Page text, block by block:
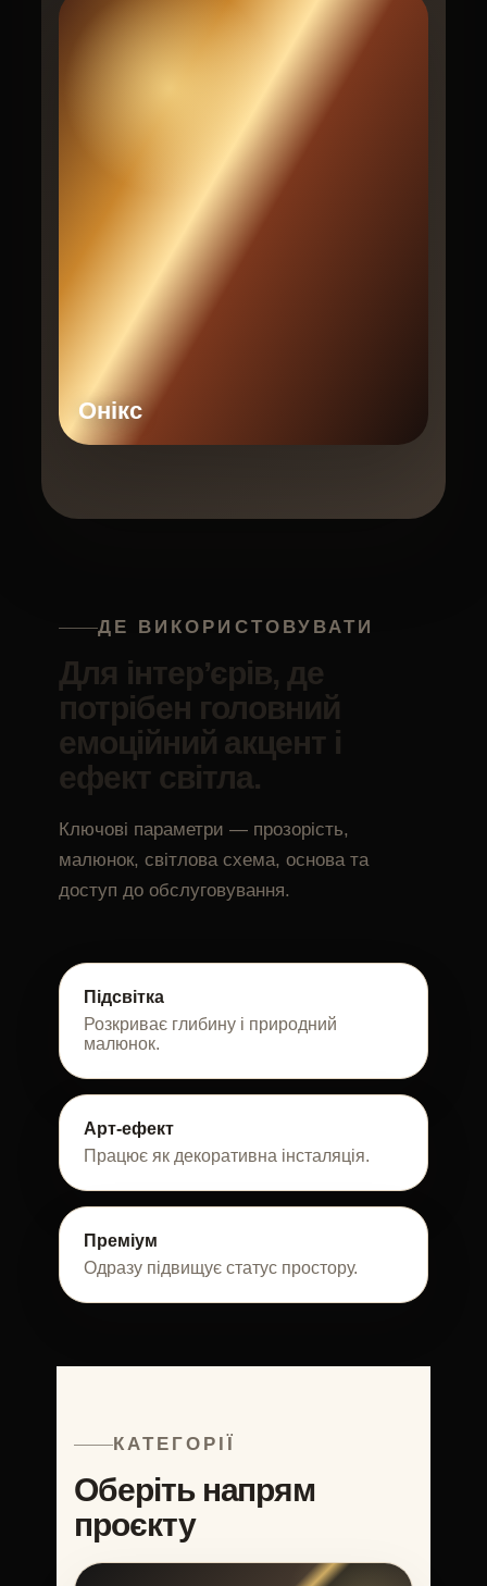
Онікс
ДЕ ВИКОРИСТОВУВАТИ
Для інтерʼєрів, де
потрібен головний
емоційний акцент і
ефект світла.
Ключові параметри — прозорість,
малюнок, світлова схема, основа та
доступ до обслуговування.
Підсвітка
Розкриває глибину і природний
малюнок.
Арт-ефект
Працює як декоративна інсталяція.
Преміум
Одразу підвищує статус простору.
КАТЕГОРІЇ
Оберіть напрям
проєкту